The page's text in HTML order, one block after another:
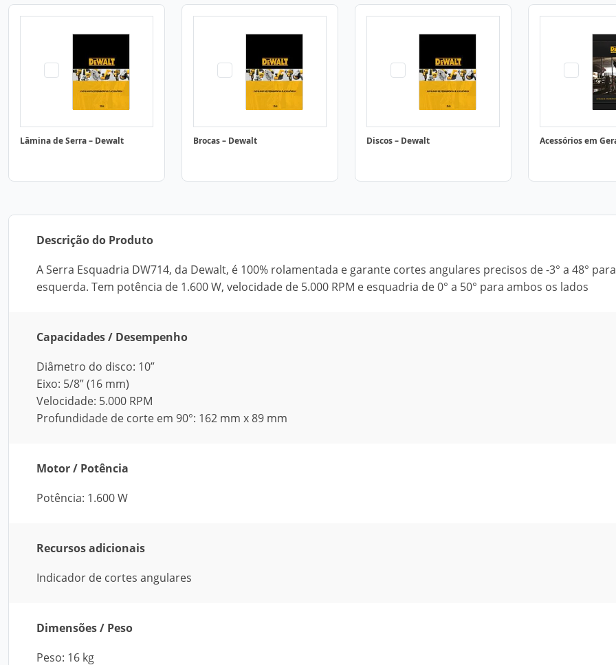
Lâmina de Serra – Dewalt Brocas – Dewalt Discos – Dewalt Acessórios em
Descrição do Produto
A Serra Esquadria DW714, da Dewalt, é 100% rolamentada e garante cortes angulares precisos de -3° a 48°
esquerda. Tem potência de 1.600 W, velocidade de 5.000 RPM e esquadria de 0° a 50° para ambos os lados
Capacidades / Desempenho
Diâmetro do disco: 10”
Eixo: 5/8” (16 mm)
Velocidade: 5.000 RPM
Profundidade de corte em 90°: 162 mm x 89 mm
Motor / Potência
Potência: 1.600 W
Recursos adicionais
Indicador de cortes angulares
Dimensões / Peso
Peso: 16 kg